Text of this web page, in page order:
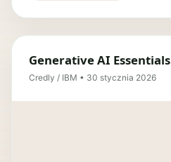
Generative AI Essentials
Credly / IBM • 30 stycznia 2026